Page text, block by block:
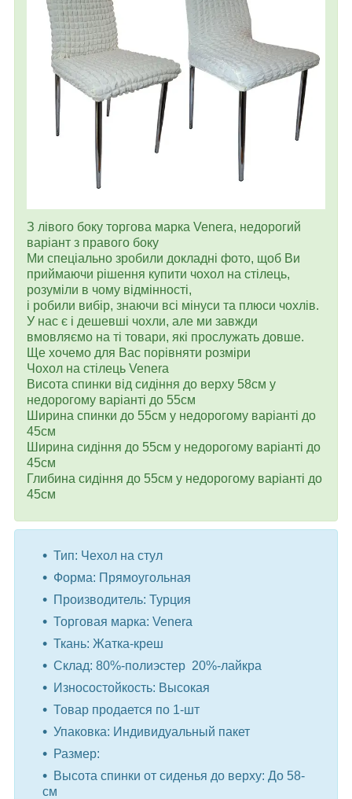
З лівого боку торгова марка Venera, недорогий
варіант з правого боку
Ми спеціально зробили докладні фото, щоб Ви
приймаючи рішення купити чохол на стілець,
розуміли в чому відмінності,
і робили вибір, знаючи всі мінуси та плюси чохлів.
У нас є і дешевші чохли, але ми завжди
вмовляємо на ті товари, які прослужать довше.
Ще хочемо для Вас порівняти розміри
Чохол на стілець Venera
Висота спинки від сидіння до верху 58см у
недорогому варіанті до 55см
Ширина спинки до 55см у недорогому варіанті до
45см
Ширина сидіння до 55см у недорогому варіанті до
45см
Глибина сидіння до 55см у недорогому варіанті до
45см
Тип: Чехол на стул
Форма: Прямоугольная
Производитель: Турция
Торговая марка: Venera
Ткань: Жатка-креш
Склад: 80%-полиэстер 20%-лайкра
Износостойкость: Высокая
Товар продается по 1-шт
Упаковка: Индивидуальный пакет
Размер:
Высота спинки от сиденья до верху: До 58-
см